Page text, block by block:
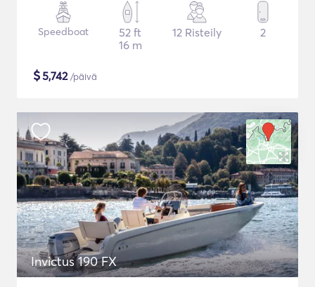
Speedboat
52 ft
16 m
12 Risteily 2
$5,742/päivä
Invictus 190 FX